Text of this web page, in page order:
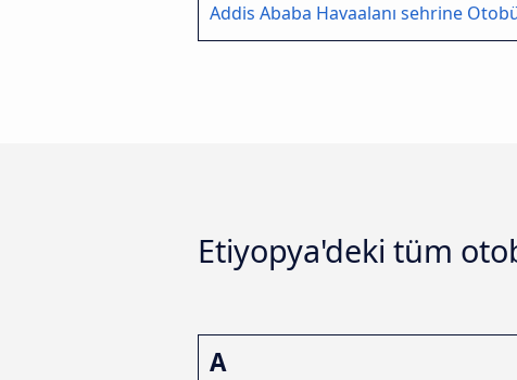
Addis Ababa Havaalanı sehrine
Etiyopya'deki tüm
A